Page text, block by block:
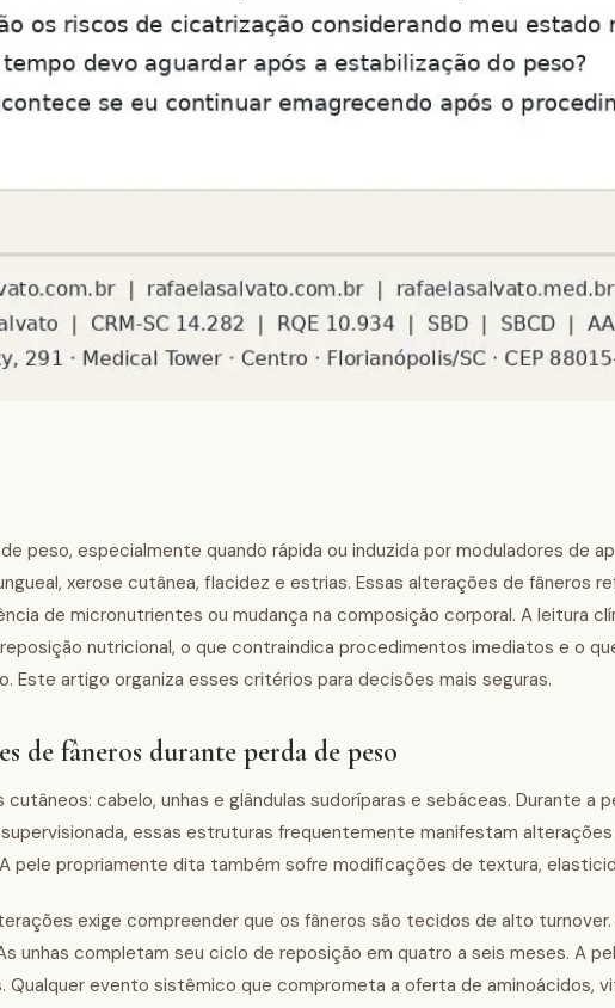
peso, especialmente quando rápida ou induzida por moduladores de
xerose cutânea, flacidez e estrias. Essas alterações de fâneros
de micronutrientes ou mudança na composição corporal. A leitura
nutricional, o que contraindica procedimentos imediatos e o
Este artigo organiza esses critérios para decisões mais seguras.
de fâneros durante perda de peso
cutâneos: cabelo, unhas e glândulas sudoríparas e sebáceas. Durante a
essas estruturas frequentemente manifestam
pele propriamente dita também sofre modificações de textura,
exige compreender que os fâneros são tecidos de alto
unhas completam seu ciclo de reposição em quatro a seis meses. A
evento sistêmico que comprometa a oferta de aminoácidos,